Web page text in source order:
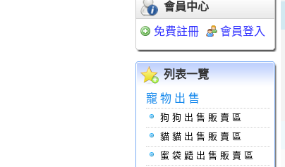
會員中心
免費註冊 會員登入
列表一覽
寵物出售
狗狗出售販賣區
貓貓出售販賣區
蜜袋鼯出售販賣區